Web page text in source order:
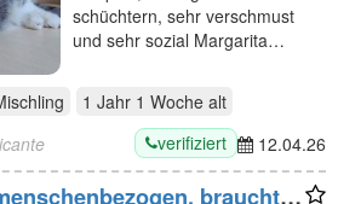
schüchtern, sehr verschmust
und sehr sozial Margarita…
1 Jahr 1 Woche alt
verifiziert 12.04.26
braucht